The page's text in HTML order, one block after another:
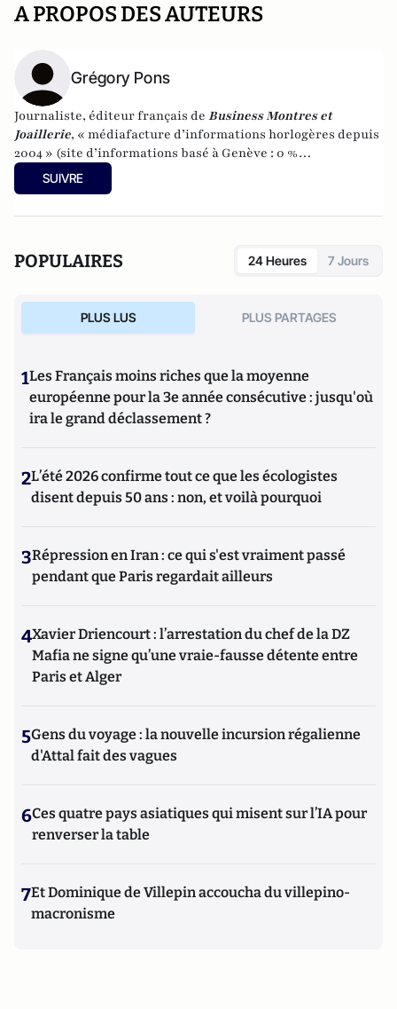
A PROPOS DES AUTEURS
Grégory Pons
Journaliste, éditeur français de Business Montres et
Joaillerie, « médiafacture d’informations horlogères depuis
2004 » (site d’informations basé à Genève : 0 %
publicité-100 % liberté), spécialiste du marketing horloger
et de l’analyse des marchés de la montre.
SUIVRE
POPULAIRES 24 Heures 7 Jours
PLUS LUS PLUS PARTAGES
1Les Français moins riches que la moyenne
européenne pour la 3e année consécutive : jusqu'où
ira le grand déclassement ?
2L’été 2026 confirme tout ce que les écologistes
disent depuis 50 ans : non, et voilà pourquoi
3Répression en Iran : ce qui s'est vraiment passé
pendant que Paris regardait ailleurs
4Xavier Driencourt : l’arrestation du chef de la DZ
Mafia ne signe qu’une vraie-fausse détente entre
Paris et Alger
5Gens du voyage : la nouvelle incursion régalienne
d'Attal fait des vagues
6Ces quatre pays asiatiques qui misent sur l’IA pour
renverser la table
7Et Dominique de Villepin accoucha du villepino-
macronisme